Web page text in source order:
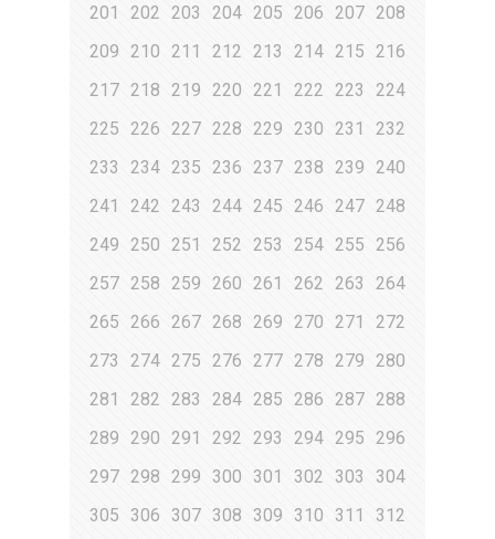
201
202 203 204 205 206 207 208
209 210 211 212 213 214 215 216
217 218 219 220 221 222 223
224
225 226 227 228 229 230 231
232
233
234 235 236 237 238 239 240
241
242 243 244 245 246 247 248
249 250 251 252 253 254 255 256
257 258 259 260 261 262 263
264
265 266 267 268 269 270 271
272
273
274 275 276 277 278 279 280
281
282 283 284 285 286 287 288
289 290 291 292 293 294 295 296
297 298 299 300 301 302 303
304
305
306 307 308 309 310 311
312